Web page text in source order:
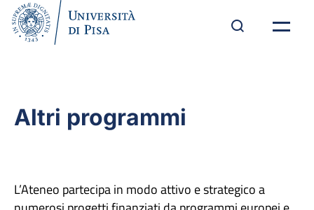
Altri programmi
L’Ateneo partecipa in modo attivo e strategico a